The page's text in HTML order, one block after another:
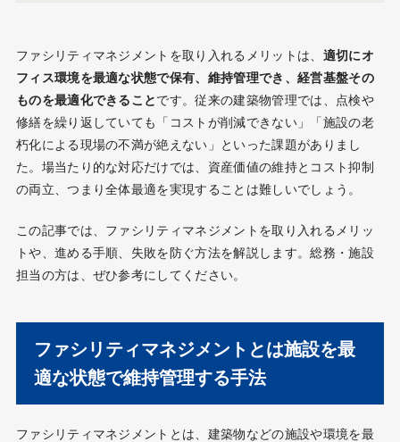
ファシリティマネジメントを取り入れるメリットは、 適切にオ
フィス環境を最適な状態で保有、維持管理でき、経営基盤その
ものを最適化できることです。従来の建築物管理では、点検や
修繕を繰り返していても「コストが削減できない」「施設の老
朽化による現場の不満が絶えない」といった課題がありまし
た。場当たり的な対応だけでは、資産価値の維持とコスト抑制
の両立、つまり全体最適を実現することは難しいでしょう。
この記事では、ファシリティマネジメントを取り入れるメリッ
トや、進める手順、失敗を防ぐ方法を解説します。総務・施設
担当の方は、ぜひ参考にしてください。
ファシリティマネジメントとは施設を最
適な状態で維持管理する手法
ファシリティマネジメントとは、建築物などの施設や環境を最